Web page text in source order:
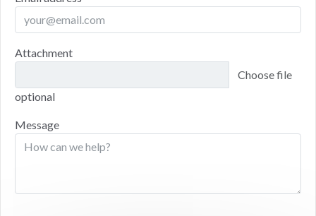
Attachment
Choose file
optional
Message